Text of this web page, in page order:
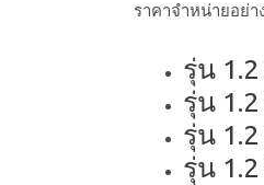
ราคาจำหน่ายอย่า
รุ่น
รุ่น
รุ่น
รุ่น